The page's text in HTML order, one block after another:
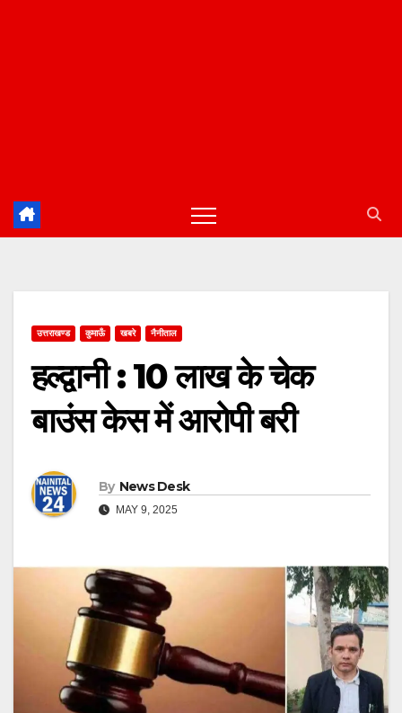
उत्तराखण्ड कुमाऊँ खबरे नैनीताल
हल्द्वानी : 10 लाख के चेक
बाउंस केस में आरोपी बरी
By News Desk
MAY 9, 2025